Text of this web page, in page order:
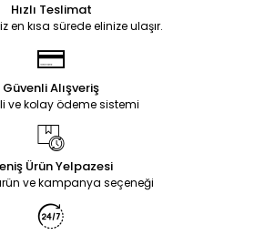
Hızlı Teslimat
en kısa sürede elinize ulaşır.
Güvenli Alışveriş
ve kolay ödeme sistemi
Ürün Yelpazesi
ve kampanya seçeneği